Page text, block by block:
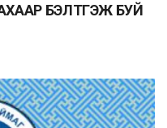
БЭЛТГЭЖ БУЙ